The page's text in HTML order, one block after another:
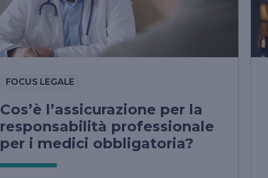
FOCUS LEGALE
Cos’è l’assicurazione per la
responsabilità professionale
per i medici obbligatoria?